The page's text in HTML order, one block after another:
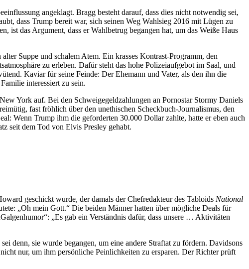
angeklagt. Bragg besteht darauf, dass dies nicht notwendig sei,
dass Trump bereit war, sich seinen Weg Wahlsieg 2016 mit Lügen zu
ist das Argument, dass er Wahlbetrug begangen hat, um das Weiße Haus
Suppe und schalem Atem. Ein krasses Kontrast-Programm, den
zu erleben. Dafür steht das hohe Polizeiaufgebot im Saal, und
Kaviar für seine Feinde: Der Ehemann und Vater, als den ihn die
interessiert zu sein.
York auf. Bei den Schweigegeldzahlungen an Pornostar Stormy Daniels
fast fröhlich über den unethischen Scheckbuch-Journalismus, den
Wenn Trump ihm die geforderten 30.000 Dollar zahlte, hatte er eben auch
seit dem Tod von Elvis Presley gehabt.
geschickt wurde, der damals der Chefredakteur des Tabloids National
„Oh mein Gott.“ Die beiden Männer hatten über mögliche Deals für
„Es gab ein Verständnis dafür, dass unsere … Aktivitäten
denn, sie wurde begangen, um eine andere Straftat zu fördern. Davidsons
nur, um ihm persönliche Peinlichkeiten zu ersparen. Der Richter prüft